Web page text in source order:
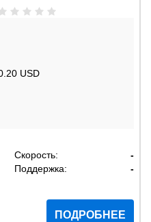
USD
Скорость:
-
Поддержка: -
ПОДРОБНЕЕ